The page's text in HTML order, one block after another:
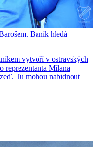
Baník hledá
vytvoří v ostravských
reprezentanta Milana
Tu mohou nabídnout